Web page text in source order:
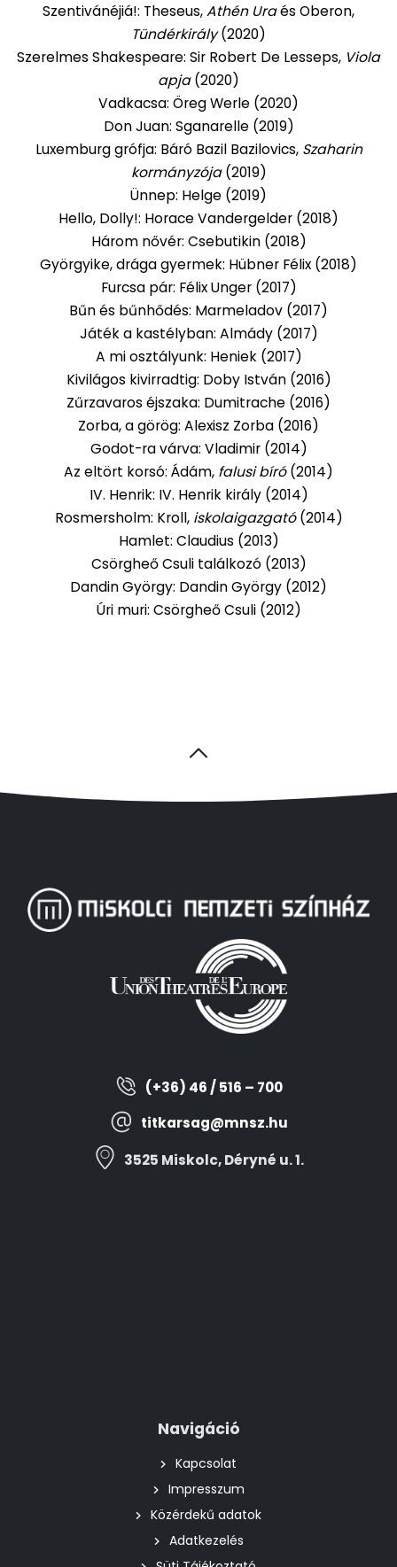
Szentivánéjiá!: Theseus,Athén Uraés Oberon,
Tündérkirály(2020)
Szerelmes Shakespeare: Sir Robert De Lesseps, Viola
apja(2020)
Vadkacsa: Öreg Werle (2020)
Don Juan: Sganarelle (2019)
Luxemburg grófja: Báró Bazil Bazilovics, Szaharin
kormányzója(2019)
Ünnep: Helge (2019)
Hello, Dolly!: Horace Vandergelder (2018)
Három nővér: Csebutikin (2018)
Györgyike, drága gyermek: Hübner Félix (2018)
Furcsa pár: Félix Unger (2017)
Bűn és bűnhődés: Marmeladov (2017)
Játék a kastélyban: Almády (2017)
A mi osztályunk: Heniek (2017)
Kivilágos kivirradtig: Doby István (2016)
Zűrzavaros éjszaka: Dumitrache (2016)
Zorba, a görög: Alexisz Zorba (2016)
Godot-ra várva: Vladimir (2014)
Az eltört korsó: Ádám, falusi bíró(2014)
IV. Henrik: IV. Henrik király (2014)
Rosmersholm: Kroll, iskolaigazgató(2014)
Hamlet: Claudius (2013)
Csörgheő Csuli találkozó (2013)
Dandin György: Dandin György (2012)
Úri muri: Csörgheő Csuli (2012)
(+36) 46 / 516 – 700
titkarsag@mnsz.hu
3525 Miskolc, Déryné u. 1.
Navigáció
Kapcsolat
Impresszum
Közérdekű adatok
Adatkezelés